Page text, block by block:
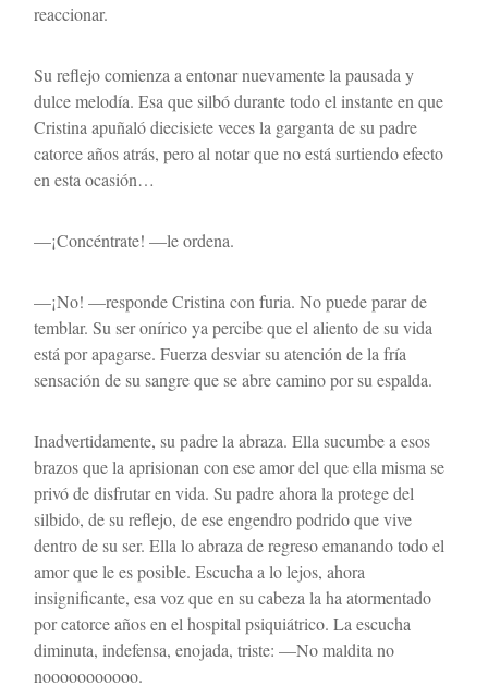
reaccionar.
Su reflejo comienza a entonar nuevamente la pausada y
dulce melodía. Esa que silbó durante todo el instante en que
Cristina apuñaló diecisiete veces la garganta de su padre
catorce años atrás, pero al notar que no está surtiendo efecto
en esta ocasión…
—¡Concéntrate! —le ordena.
—¡No! —responde Cristina con furia. No puede parar de
temblar. Su ser onírico ya percibe que el aliento de su vida
está por apagarse. Fuerza desviar su atención de la fría
sensación de su sangre que se abre camino por su espalda.
Inadvertidamente, su padre la abraza. Ella sucumbe a esos
brazos que la aprisionan con ese amor del que ella misma se
privó de disfrutar en vida. Su padre ahora la protege del
silbido, de su reflejo, de ese engendro podrido que vive
dentro de su ser. Ella lo abraza de regreso emanando todo el
amor que le es posible. Escucha a lo lejos, ahora
insignificante, esa voz que en su cabeza la ha atormentado
por catorce años en el hospital psiquiátrico. La escucha
diminuta, indefensa, enojada, triste: —No maldita no
nooooooooooo.